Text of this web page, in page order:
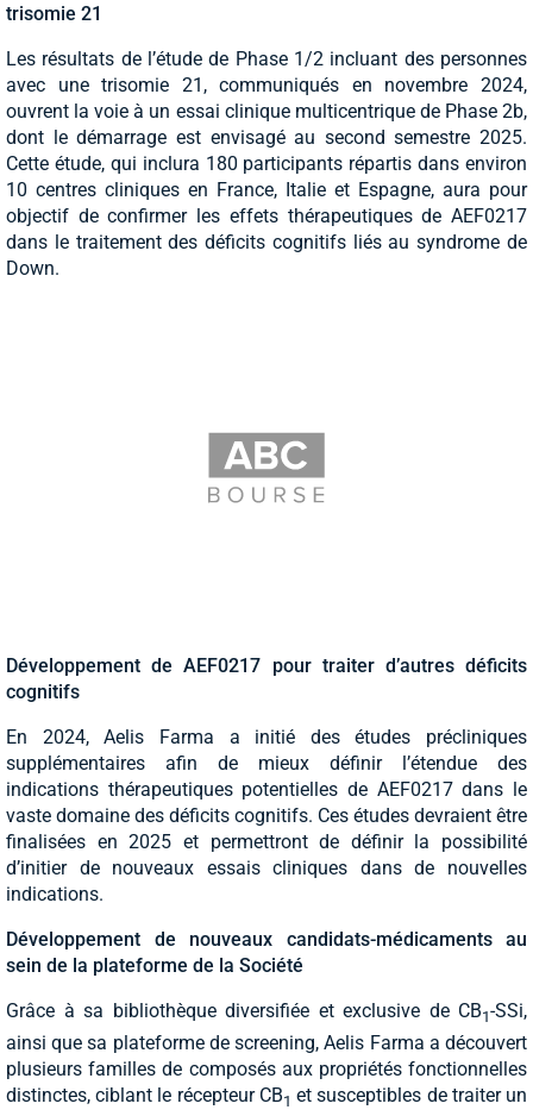
trisomie 21
Les résultats de l’étude de Phase 1/2 incluant des personnes
avec une trisomie 21, communiqués en novembre 2024,
ouvrent la voie à un essai clinique multicentrique de Phase 2b,
dont le démarrage est envisagé au second semestre 2025.
Cette étude, qui inclura 180 participants répartis dans environ
10 centres cliniques en France, Italie et Espagne, aura pour
objectif de confirmer les effets thérapeutiques de AEF0217
dans le traitement des déficits cognitifs liés au syndrome de
Down.
Développement de AEF0217 pour traiter d’autres déficits
cognitifs
En 2024, Aelis Farma a initié des études précliniques
supplémentaires afin de mieux définir l’étendue des
indications thérapeutiques potentielles de AEF0217 dans le
vaste domaine des déficits cognitifs. Ces études devraient être
finalisées en 2025 et permettront de définir la possibilité
d’initier de nouveaux essais cliniques dans de nouvelles
indications.
Développement de nouveaux candidats-médicaments au
sein de la plateforme de la Société
Grâce à sa bibliothèque diversifiée et exclusive de CB1-SSi,
ainsi que sa plateforme de screening, Aelis Farma a découvert
plusieurs familles de composés aux propriétés fonctionnelles
distinctes, ciblant le récepteur CB1 et susceptibles de traiter un